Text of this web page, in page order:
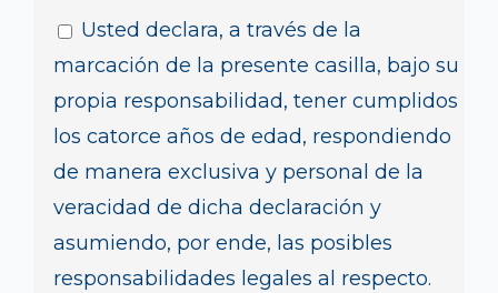
Usted declara, a través de la
marcación de la presente casilla, bajo su
propia responsabilidad, tener cumplidos
los catorce años de edad, respondiendo
de manera exclusiva y personal de la
veracidad de dicha declaración y
asumiendo, por ende, las posibles
responsabilidades legales al respecto.